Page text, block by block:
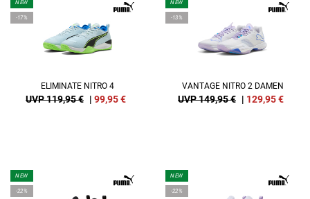
NEW
-17%
ELIMINATE NITRO 4
UVP 119,95 € | 99,95€
NEW
-13%
VANTAGE NITRO 2 DAMEN
UVP 149,95 € | 129,95€
NEW
-22%
NEW
-22%